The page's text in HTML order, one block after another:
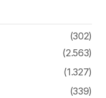
(302)
(2.563)
(1.327)
(339)